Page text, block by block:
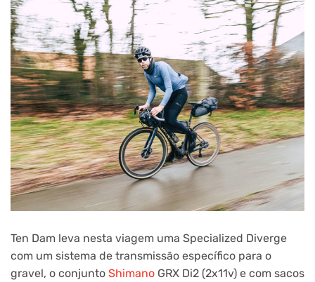
Ten Dam leva nesta viagem uma Specialized Diverge
com um sistema de transmissão específico para o
gravel, o conjunto Shimano GRX Di2 (2x11v) e com sacos